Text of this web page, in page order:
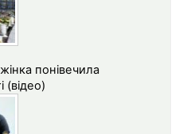
понівечила
(відео)